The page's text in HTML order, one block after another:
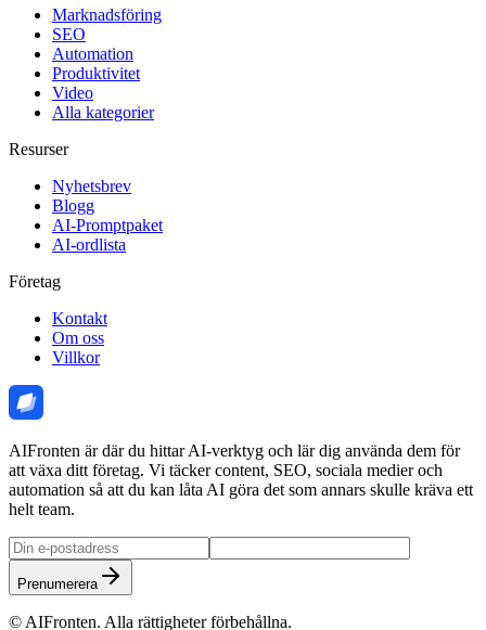
Marknadsföring
SEO
Automation
Produktivitet
Video
Alla kategorier
Resurser
Nyhetsbrev
Blogg
AI-Promptpaket
AI-ordlista
Företag
Kontakt
Om oss
Villkor
AIFronten är där du hittar AI-verktyg och lär dig använda dem för
att växa ditt företag. Vi täcker content, SEO, sociala medier och
automation så att du kan låta AI göra det som annars skulle kräva ett
helt team.
Prenumerera
© AIFronten. Alla rättigheter förbehållna.